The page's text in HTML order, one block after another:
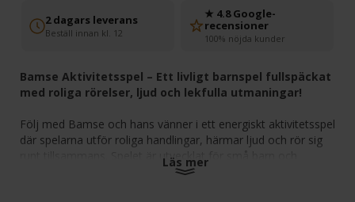
2 dagars leverans
Beställ innan kl. 12
★ 4.8 Google-
recensioner
100% nöjda kunder
Bamse Aktivitetsspel – Ett livligt barnspel fullspäckat
med roliga rörelser, ljud och lekfulla utmaningar!
Följ med Bamse och hans vänner i ett energiskt aktivitetsspel
där spelarna utför roliga handlingar, härmar ljud och rör sig
runt tillsammans. Spelet är utvecklat för små barn och
stimulerar fantasi, koordination och aktiv lek, samtidigt som
Läs mer